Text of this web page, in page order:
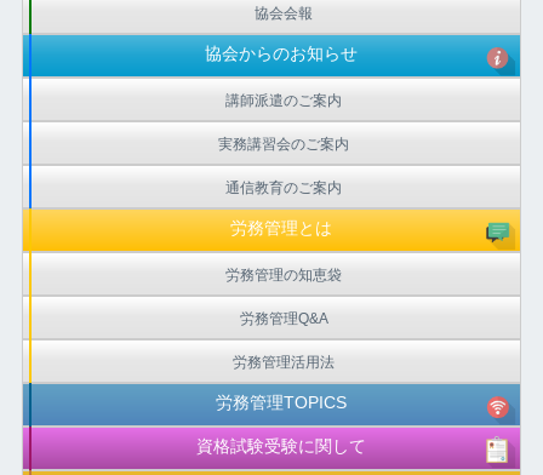
協会会報
協会からのお知らせ
講師派遣のご案内
実務講習会のご案内
通信教育のご案内
労務管理とは
労務管理の知恵袋
労務管理Q&A
労務管理活用法
労務管理TOPICS
資格試験受験に関して